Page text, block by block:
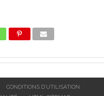
CONDITIONS D’UTILISATION